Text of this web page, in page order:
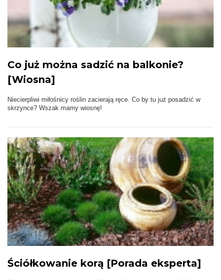
Co już można sadzić na balkonie?
[Wiosna]
Niecierpliwi miłośnicy roślin zacierają ręce. Co by tu już posadzić w
skrzynce? Wszak mamy wiosnę!
Ściółkowanie korą [Porada eksperta]